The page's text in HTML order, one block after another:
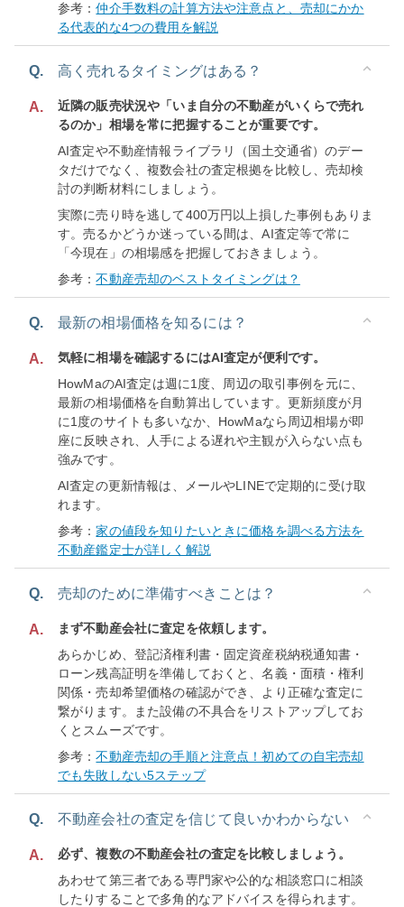
参考：仲介手数料の計算方法や注意点と、売却にかか
る代表的な4つの費用を解説
Q. 高く売れるタイミングはある？
A.
近隣の販売状況や「いま自分の不動産がいくらで売れ
るのか」相場を常に把握することが重要です。
AI査定や不動産情報ライブラリ（国土交通省）のデー
タだけでなく、複数会社の査定根拠を比較し、売却検
討の判断材料にしましょう。
実際に売り時を逃して400万円以上損した事例もありま
す。売るかどうか迷っている間は、AI査定等で常に
「今現在」の相場感を把握しておきましょう。
参考：不動産売却のベストタイミングは？
Q. 最新の相場価格を知るには？
A.
気軽に相場を確認するにはAI査定が便利です。
HowMaのAI査定は週に1度、周辺の取引事例を元に、
最新の相場価格を自動算出しています。更新頻度が月
に1度のサイトも多いなか、HowMaなら周辺相場が即
座に反映され、人手による遅れや主観が入らない点も
強みです。
AI査定の更新情報は、メールやLINEで定期的に受け取
れます。
参考：家の値段を知りたいときに価格を調べる方法を
不動産鑑定士が詳しく解説
Q. 売却のために準備すべきことは？
A.
まず不動産会社に査定を依頼します。
あらかじめ、登記済権利書・固定資産税納税通知書・
ローン残高証明を準備しておくと、名義・面積・権利
関係・売却希望価格の確認ができ、より正確な査定に
繋がります。また設備の不具合をリストアップしてお
くとスムーズです。
参考：不動産売却の手順と注意点！初めての自宅売却
でも失敗しない5ステップ
Q. 不動産会社の査定を信じて良いかわからない
A.
必ず、複数の不動産会社の査定を比較しましょう。
あわせて第三者である専門家や公的な相談窓口に相談
したりすることで多角的なアドバイスを得られます。